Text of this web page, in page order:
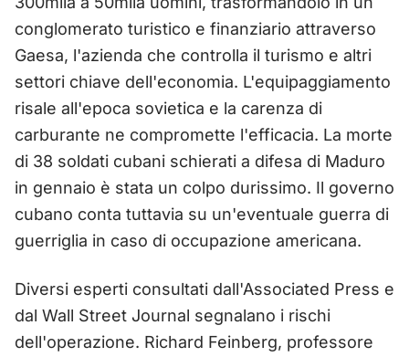
conglomerato turistico e finanziario attraverso
Gaesa, l'azienda che controlla il turismo e altri
settori chiave dell'economia. L'equipaggiamento
risale all'epoca sovietica e la carenza di
carburante ne compromette l'efficacia. La morte
di 38 soldati cubani schierati a difesa di Maduro
in gennaio è stata un colpo durissimo. Il governo
cubano conta tuttavia su un'eventuale guerra di
guerriglia in caso di occupazione americana.
Diversi esperti consultati dall'Associated Press e
dal Wall Street Journal segnalano i rischi
dell'operazione. Richard Feinberg, professore